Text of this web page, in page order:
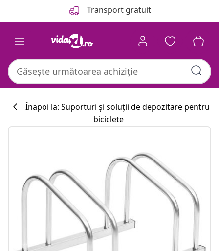
Transport gratuit
Înapoi la: Suporturi și soluții de depozitare pentru
biciclete